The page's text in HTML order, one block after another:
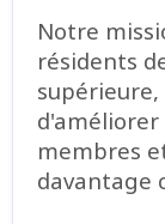
Notre
résidents
membres
davantage